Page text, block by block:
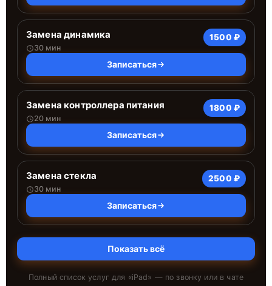
Замена динамика
30 мин
1500 ₽
Записаться
Замена контроллера питания
20 мин
1800 ₽
Записаться
Замена стекла
30 мин
2500 ₽
Записаться
Показать всё
Полный список услуг для «iPad» — по звонку или в чате